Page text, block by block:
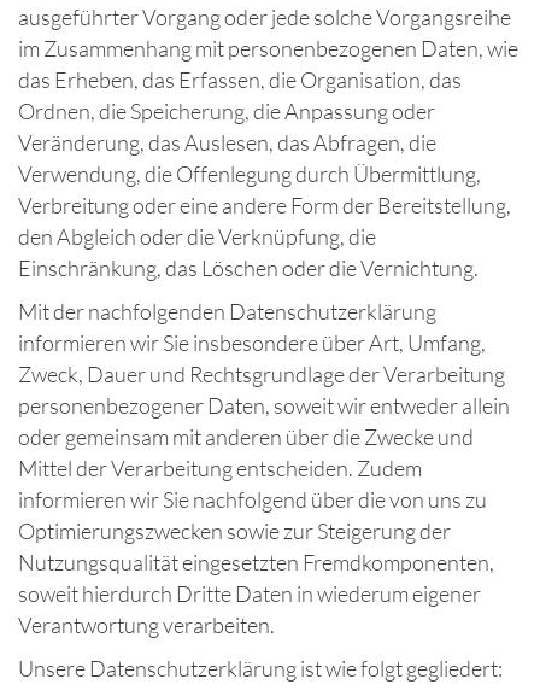
ausgeführter Vorgang oder jede solche Vorgangsreihe
im Zusammenhang mit personenbezogenen Daten, wie
das Erheben, das Erfassen, die Organisation, das
Ordnen, die Speicherung, die Anpassung oder
Veränderung, das Auslesen, das Abfragen, die
Verwendung, die Offenlegung durch Übermittlung,
Verbreitung oder eine andere Form der Bereitstellung,
den Abgleich oder die Verknüpfung, die
Einschränkung, das Löschen oder die Vernichtung.
Mit der nachfolgenden Datenschutzerklärung
informieren wir Sie insbesondere über Art, Umfang,
Zweck, Dauer und Rechtsgrundlage der Verarbeitung
personenbezogener Daten, soweit wir entweder allein
oder gemeinsam mit anderen über die Zwecke und
Mittel der Verarbeitung entscheiden. Zudem
informieren wir Sie nachfolgend über die von uns zu
Optimierungszwecken sowie zur Steigerung der
Nutzungsqualität eingesetzten Fremdkomponenten,
soweit hierdurch Dritte Daten in wiederum eigener
Verantwortung verarbeiten.
Unsere Datenschutzerklärung ist wie folgt gegliedert: